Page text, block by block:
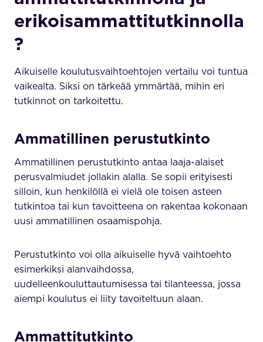
erikoisammattitutkinnolla
?
Aikuiselle koulutusvaihtoehtojen vertailu voi tuntua
vaikealta. Siksi on tärkeää ymmärtää, mihin eri
tutkinnot on tarkoitettu.
Ammatillinen perustutkinto
Ammatillinen perustutkinto antaa laaja-alaiset
perusvalmiudet jollakin alalla. Se sopii erityisesti
silloin, kun henkilöllä ei vielä ole toisen asteen
tutkintoa tai kun tavoitteena on rakentaa kokonaan
uusi ammatillinen osaamispohja.
Perustutkinto voi olla aikuiselle hyvä vaihtoehto
esimerkiksi alanvaihdossa,
uudelleenkouluttautumisessa tai tilanteessa, jossa
aiempi koulutus ei liity tavoiteltuun alaan.
Ammattitutkinto